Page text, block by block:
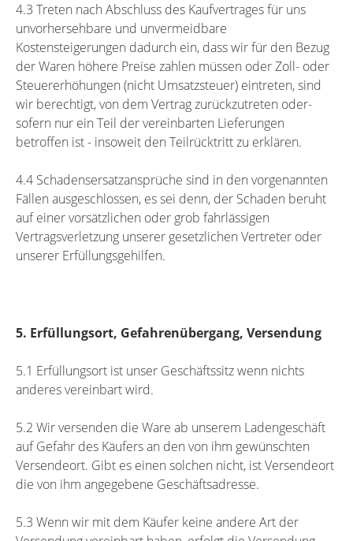
4.3 Treten nach Abschluss des Kaufvertrages für uns
unvorhersehbare und unvermeidbare
Kostensteigerungen dadurch ein, dass wir für den Bezug
der Waren höhere Preise zahlen müssen oder Zoll- oder
Steuererhöhungen (nicht Umsatzsteuer) eintreten, sind
wir berechtigt, von dem Vertrag zurückzutreten oder-
sofern nur ein Teil der vereinbarten Lieferungen
betroffen ist - insoweit den Teilrücktritt zu erklären.
4.4 Schadensersatzansprüche sind in den vorgenannten
Fällen ausgeschlossen, es sei denn, der Schaden beruht
auf einer vorsätzlichen oder grob fahrlässigen
Vertragsverletzung unserer gesetzlichen Vertreter oder
unserer Erfüllungsgehilfen.
5. Erfüllungsort, Gefahrenübergang, Versendung
5.1 Erfüllungsort ist unser Geschäftssitz wenn nichts
anderes vereinbart wird.
5.2 Wir versenden die Ware ab unserem Ladengeschäft
auf Gefahr des Käufers an den von ihm gewünschten
Versendeort. Gibt es einen solchen nicht, ist Versendeort
die von ihm angegebene Geschäftsadresse.
5.3 Wenn wir mit dem Käufer keine andere Art der